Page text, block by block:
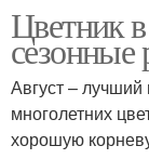
Цветник
сезонные
Август –
многолетних
хорошую